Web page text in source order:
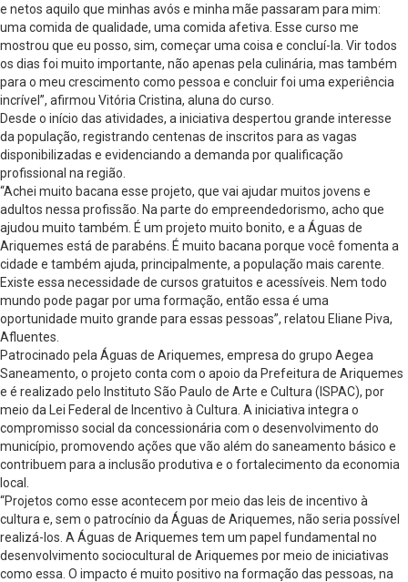
e netos aquilo que minhas avós e minha mãe passaram para mim:
uma comida de qualidade, uma comida afetiva. Esse curso me
mostrou que eu posso, sim, começar uma coisa e concluí-la. Vir todos
os dias foi muito importante, não apenas pela culinária, mas também
para o meu crescimento como pessoa e concluir foi uma experiência
incrível”, afirmou Vitória Cristina, aluna do curso.
Desde o início das atividades, a iniciativa despertou grande interesse
da população, registrando centenas de inscritos para as vagas
disponibilizadas e evidenciando a demanda por qualificação
profissional na região.
“Achei muito bacana esse projeto, que vai ajudar muitos jovens e
adultos nessa profissão. Na parte do empreendedorismo, acho que
ajudou muito também. É um projeto muito bonito, e a Águas de
Ariquemes está de parabéns. É muito bacana porque você fomenta a
cidade e também ajuda, principalmente, a população mais carente.
Existe essa necessidade de cursos gratuitos e acessíveis. Nem todo
mundo pode pagar por uma formação, então essa é uma
oportunidade muito grande para essas pessoas”, relatou Eliane Piva,
Afluentes.
Patrocinado pela Águas de Ariquemes, empresa do grupo Aegea
Saneamento, o projeto conta com o apoio da Prefeitura de Ariquemes
e é realizado pelo Instituto São Paulo de Arte e Cultura (ISPAC), por
meio da Lei Federal de Incentivo à Cultura. A iniciativa integra o
compromisso social da concessionária com o desenvolvimento do
município, promovendo ações que vão além do saneamento básico e
contribuem para a inclusão produtiva e o fortalecimento da economia
local.
“Projetos como esse acontecem por meio das leis de incentivo à
cultura e, sem o patrocínio da Águas de Ariquemes, não seria possível
realizá-los. A Águas de Ariquemes tem um papel fundamental no
desenvolvimento sociocultural de Ariquemes por meio de iniciativas
como essa. O impacto é muito positivo na formação das pessoas, na